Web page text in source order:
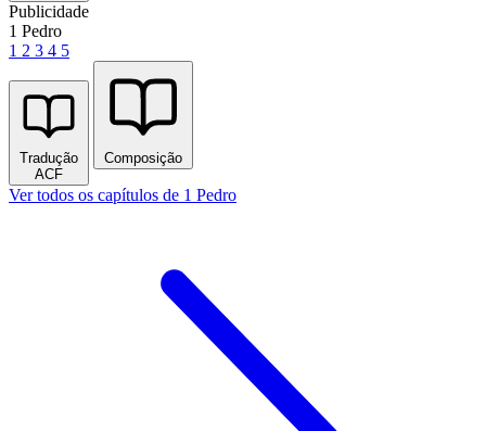
Publicidade
1 Pedro
1 2 3 4 5
Tradução
ACF
Composição
Ver todos os capítulos de 1 Pedro